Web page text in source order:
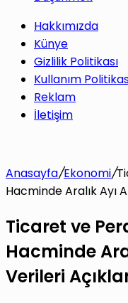
Hakkımızda
Künye
Gizlilik Politikası
Kullanım
Reklam
İletişim
Anasayfa/Ekonomi/
Hacminde Aralık Ayı
Ticaret ve
Hacminde
Verileri